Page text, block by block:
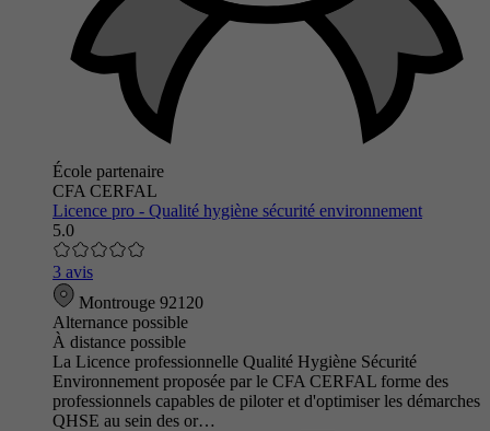
École partenaire
CFA CERFAL
Licence pro - Qualité hygiène sécurité environnement
5.0
3 avis
Montrouge 92120
Alternance possible
À distance possible
La Licence professionnelle Qualité Hygiène Sécurité
Environnement proposée par le CFA CERFAL forme des
professionnels capables de piloter et d'optimiser les démarches
QHSE au sein des or…